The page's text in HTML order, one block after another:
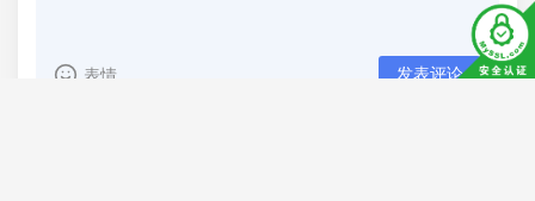
表情 发表评论